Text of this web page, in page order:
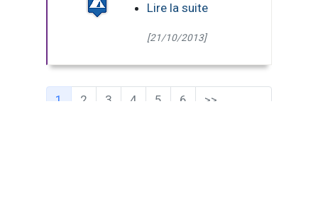
Lire la suite
[21/10/2013]
1 (Page courante)
2 3 4 5 6
>>